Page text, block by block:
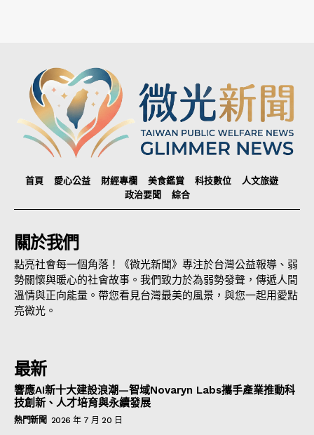
首頁 愛心公益 財經專欄 美食鑑賞 科技數位
人文旅遊
政治要聞
綜合
關於我們
點亮社會每一個角落！《微光新聞》專注於台灣公益報導、弱
勢關懷與暖心的社會故事。我們致力於為弱勢發聲，傳遞人間
溫情與正向能量。帶您看見台灣最美的風景，與您一起用愛點
亮微光。
最新
響應AI新十大建設浪潮—智域Novaryn Labs攜手產業推動科
技創新、人才培育與永續發展
熱門新聞 2026 年 7 月 20 日